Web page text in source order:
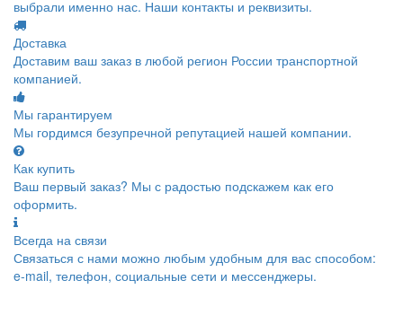
выбрали именно нас. Наши контакты и реквизиты.
Доставка
Доставим ваш заказ в любой регион России транспортной
компанией.
Мы гарантируем
Мы гордимся безупречной репутацией нашей компании.
Как купить
Ваш первый заказ? Мы с радостью подскажем как его
оформить.
Всегда на связи
Связаться с нами можно любым удобным для вас способом:
e-mail, телефон, социальные сети и мессенджеры.